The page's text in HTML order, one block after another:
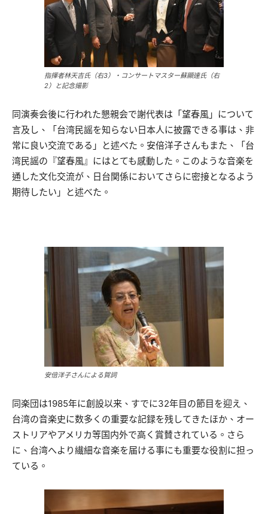
指揮者林天吉氏（右3）・コンサートマスター蘇顯達氏（右
2）と記念撮影
同演奏会後に行われた懇親会で謝代表は「望春風」について
言及し、「台湾民謡を知らない日本人に披露できる事は、非
常に良い交流である」と述べた。安倍洋子さんもまた、「台
湾民謡の『望春風』にはとても感動した。このような音楽を
通した文化交流が、日台関係においてさらに密接となるよう
期待したい」と述べた。
安倍洋子さんによる賀詞
同楽団は1985年に創設以来、すでに32年目の節目を迎え、
台湾の音楽史に数多くの重要な記録を残してきたほか、オー
ストリアやアメリカ等国内外で高く賞賛されている。さら
に、台湾へより繊細な音楽を届ける事にも重要な役割に担っ
ている。